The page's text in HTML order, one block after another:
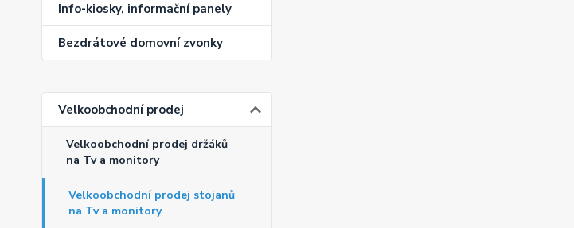
Info-kiosky, informační panely
Bezdrátové domovní zvonky
Velkoobchodní prodej
Velkoobchodní prodej držáků
na Tv a monitory
Velkoobchodní prodej stojanů
na Tv a monitory